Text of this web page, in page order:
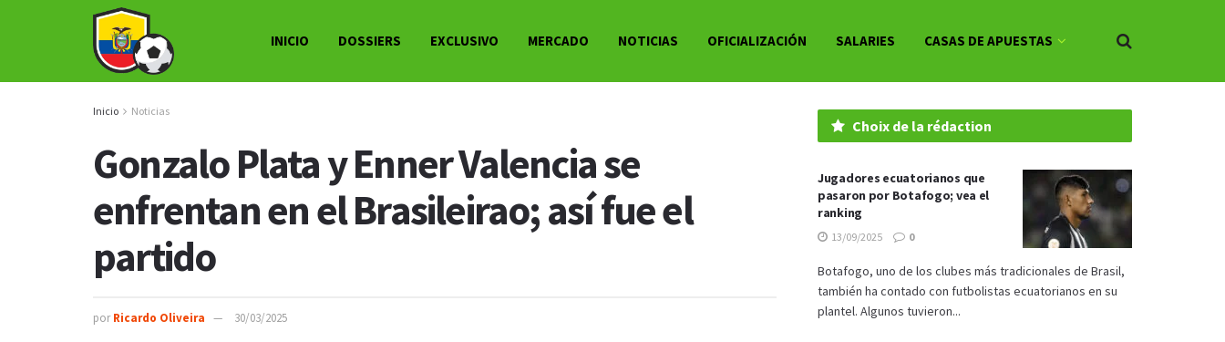
INICIO DOSSIERS EXCLUSIVO MERCADO NOTICIAS OFICIALIZACIÓN SALARIES CASAS DE APUESTAS
Inicio Noticias
Gonzalo Plata y Enner Valencia se
enfrentan en el Brasileirao; así fue el
partido
por Ricardo Oliveira 30/03/2025
Choix de la rédaction
Jugadores ecuatorianos que
pasaron por Botafogo; vea el
ranking
13/09/2025 0
Botafogo, uno de los clubes más tradicionales de Brasil,
también ha contado con futbolistas ecuatorianos en su
plantel. Algunos tuvieron...